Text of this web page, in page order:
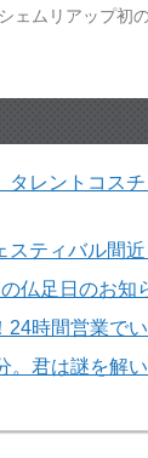
シェムリアップ初
レントコスチ
スティバル間
仏足日のお知
24時間営業で
。君は謎を解